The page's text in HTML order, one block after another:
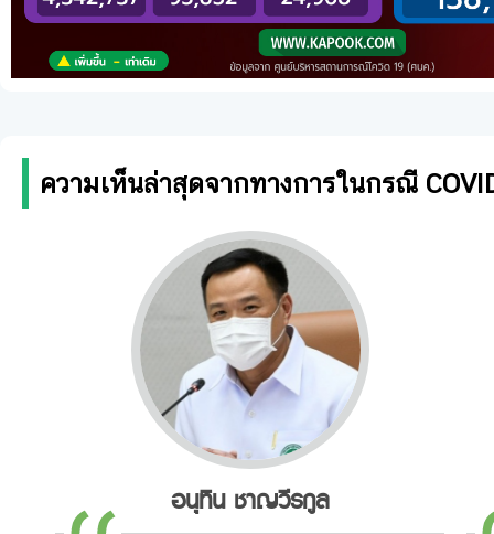
ความเห็นล่าสุดจากทางการในกรณี
อนุทิน ชาญวีรกูล